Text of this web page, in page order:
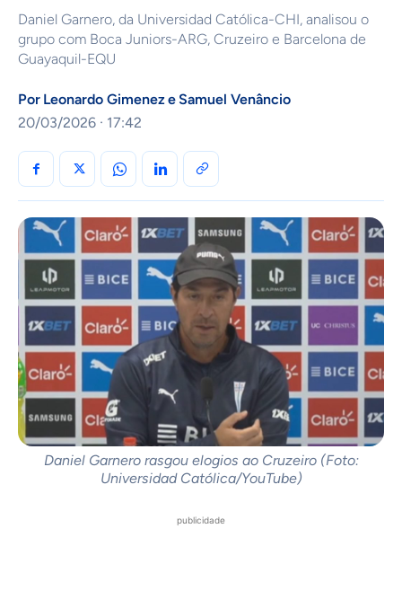
Daniel Garnero, da Universidad Católica-CHI, analisou o
grupo com Boca Juniors-ARG, Cruzeiro e Barcelona de
Guayaquil-EQU
Por Leonardo Gimeneze Samuel Venâncio
20/03/2026 · 17:42
Daniel Garnero rasgou elogios ao Cruzeiro (Foto:
Universidad Católica/YouTube)
publicidade